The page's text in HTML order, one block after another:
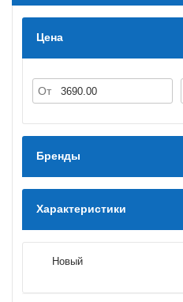
Цена
От
Бренды
Характеристики
Новый